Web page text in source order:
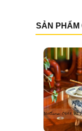
SẢN PHẨM